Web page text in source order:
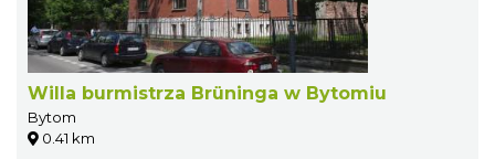
Willa burmistrza Brüninga w Bytomiu
Bytom
0.41 km